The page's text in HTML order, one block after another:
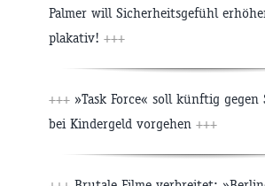
Palmer will Sicherheitsgefühl
plakativ! +++
+++ »Task Force« soll künftig gegen
bei Kindergeld vorgehen +++